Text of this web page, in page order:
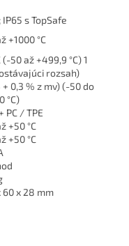
IP65 s TopSafe
+1000 °C
(-50 až +499,9 °C) 1
rozsah)
+ 0,3 % z mv) (-50 do
°C)
PC / TPE
+50 °C
+50 °C
60 x 28 mm